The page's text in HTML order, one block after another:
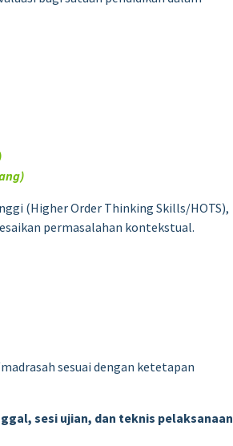
(Higher Order Thinking Skills/HOTS),
permasalahan kontekstual.
sesuai dengan ketetapan
sesi ujian, dan teknis pelaksanaan